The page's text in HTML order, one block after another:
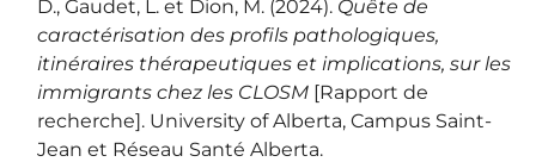
D., Gaudet, L. et Dion, M. (2024). Quête de
caractérisation des profils pathologiques,
itinéraires thérapeutiques et implications, sur les
immigrants chez les CLOSM [Rapport de
recherche]. University of Alberta, Campus Saint-
Jean et Réseau Santé Alberta.